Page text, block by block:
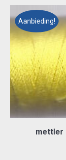
Aanbieding!
mettler